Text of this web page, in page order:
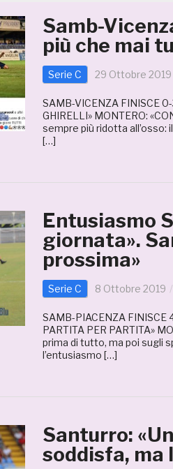
Samb-
più che mai
Serie C 29 Ottobre 2019
SAMB-VICENZA FINISCE
GHIRELLI» MONTERO:
sempre più ridotta
[…]
Entusiasmo
giornata».
prossima»
Serie C 8 Ottobre 2019
SAMB-PIACENZA FINISCE
PARTITA PER PARTITA»
prima di tutto, ma poi sugli
l’entusiasmo […]
Santurro:
soddisfa, ma